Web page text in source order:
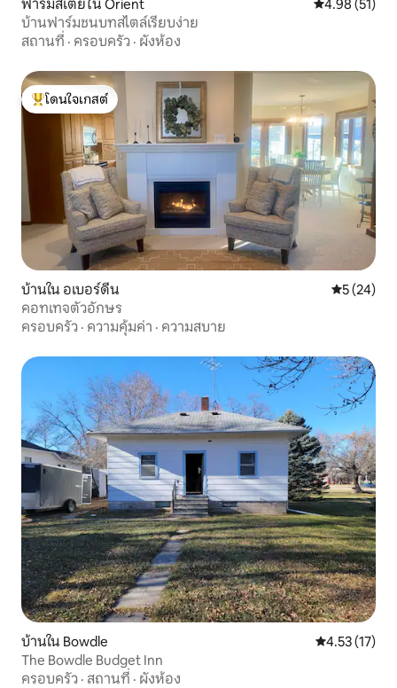
ฟาร์มสเตย์ใน Orient คะแนนเฉลี่ย
4.98 (51)
บ้านฟาร์มชนบทสไตล์เรียบง่าย
สถานที่ · ครอบครัว · ผังห้อง
โดนใจเกสต์ที่สุด
โดนใจเกสต์
บ้านใน อเบอร์ดีน คะแนนเฉลี่
5 (24)
คอทเทจตัวอักษร
ครอบครัว · ความคุ้มค่า · ความสบาย
บ้านใน Bowdle คะแนนเฉลี่ย
4.53 (17)
The Bowdle Budget Inn
ครอบครัว · สถานที่ · ผังห้อง